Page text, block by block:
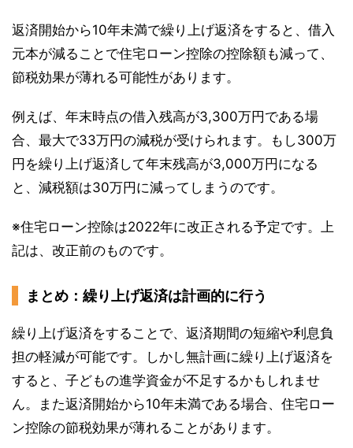
返済開始から10年未満で繰り上げ返済をすると、借入
元本が減ることで住宅ローン控除の控除額も減って、
節税効果が薄れる可能性があります。
例えば、年末時点の借入残高が3,300万円である場
合、最大で33万円の減税が受けられます。もし300万
円を繰り上げ返済して年末残高が3,000万円になる
と、減税額は30万円に減ってしまうのです。
※住宅ローン控除は2022年に改正される予定です。上
記は、改正前のものです。
まとめ：繰り上げ返済は計画的に行う
繰り上げ返済をすることで、返済期間の短縮や利息負
担の軽減が可能です。しかし無計画に繰り上げ返済を
すると、子どもの進学資金が不足するかもしれませ
ん。また返済開始から10年未満である場合、住宅ロー
ン控除の節税効果が薄れることがあります。